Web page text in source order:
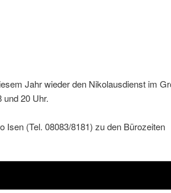
Jahr wieder den Nikolausdienst im
20 Uhr.
Isen (Tel. 08083/8181) zu den Bürozeiten